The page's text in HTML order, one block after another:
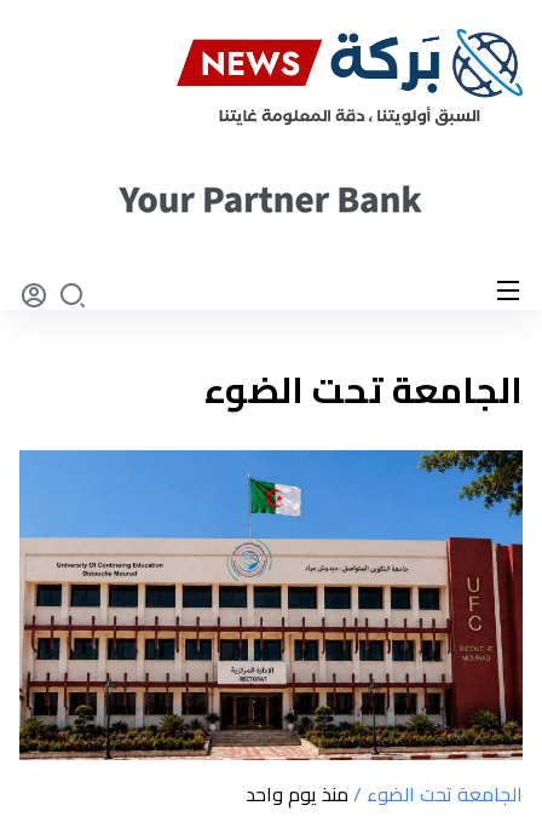
الجامعة تحت الضوء
الجامعة تحت الضوء /منذ يوم واحد